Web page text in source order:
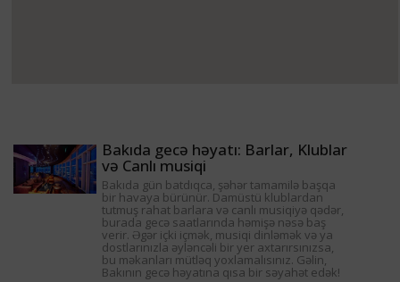
Bakıda gecə həyatı: Barlar, Klublar
və Canlı musiqi
Bakıda gün batdıqca, şəhər tamamilə başqa
bir havaya bürünür. Damüstü klublardan
tutmuş rahat barlara və canlı musiqiyə qədər,
burada gecə saatlarında həmişə nəsə baş
verir. Əgər içki içmək, musiqi dinləmək və ya
dostlarınızla əyləncəli bir yer axtarırsınızsa,
bu məkanları mütləq yoxlamalısınız. Gəlin,
Bakının gecə həyatına qısa bir səyahət edək!